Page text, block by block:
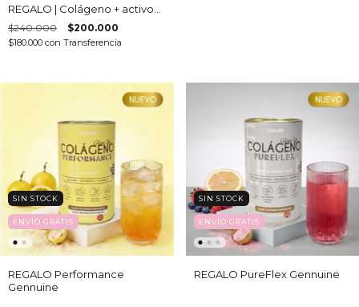
REGALO | Colágeno + activos |
Performance - BurnFit -
Antiage - PureFlex
$240.000 $200.000
$180.000 con Transferencia
SIN STOCK
ENVÍO GRATIS
REGALO Performance
Gennuine
SIN STOCK
ENVÍO GRATIS
REGALO PureFlex Gennuine